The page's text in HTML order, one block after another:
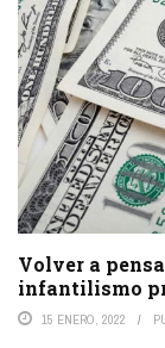
Volver a
infantilismo
15 ENERO, 2022